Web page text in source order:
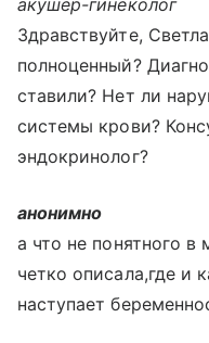
акушер-гинеколог
Здравствуйте,
полноценный?
ставили? Нет ли
системы крови?
эндокринолог?
анонимно
а что не понятного
четко описала,где и
наступает